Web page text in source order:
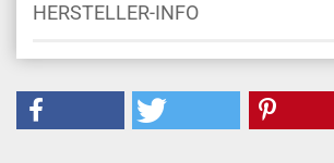
HERSTELLER-INFO